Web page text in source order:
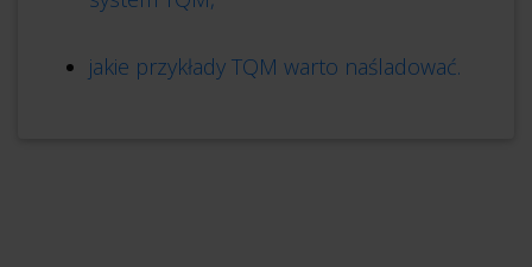
jakie przykłady TQM warto naśladować.